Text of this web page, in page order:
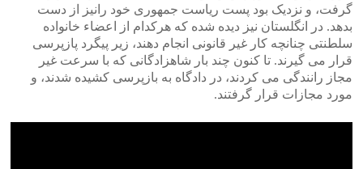
گرفت، و نزدیک بود پست ریاست جمهوری خود رانیز از دست
بدهد. در انگلستان نیز دیده شده که هرکدام از اعضاء خانواده
سلطنتی چنانچه کار غیر قانونی انجام دهند، زیر پیگرد پازپرسی
قرار می گیرند. تا کنون چند بار شاهزادگانی که با سرعت غیر
مجاز رانندگی می کردند، در دادگاه به بازپرسی کشیده شدند، و
مورد مجازات قرار گرفتند.